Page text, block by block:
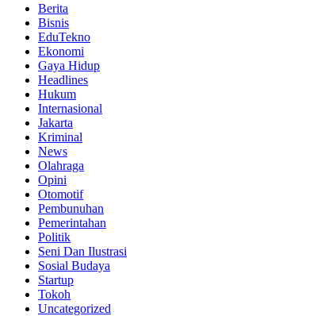
Berita
Bisnis
EduTekno
Ekonomi
Gaya Hidup
Headlines
Hukum
Internasional
Jakarta
Kriminal
News
Olahraga
Opini
Otomotif
Pembunuhan
Pemerintahan
Politik
Seni Dan Ilustrasi
Sosial Budaya
Startup
Tokoh
Uncategorized